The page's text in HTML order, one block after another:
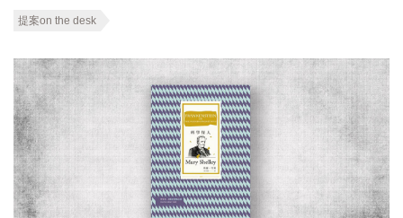
提案on the desk